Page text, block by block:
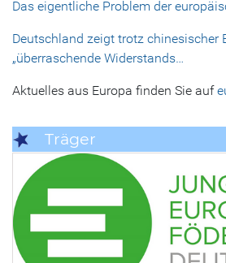
Das eigentliche Problem der
Deutschland zeigt trotz chinesischer
„überraschende Widerstands…
Aktuelles aus Europa finden Sie auf
Träger